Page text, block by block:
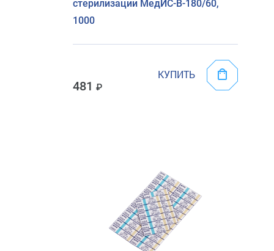
стерилизации МедИС-В-180/60,
1000
481
КУПИТЬ